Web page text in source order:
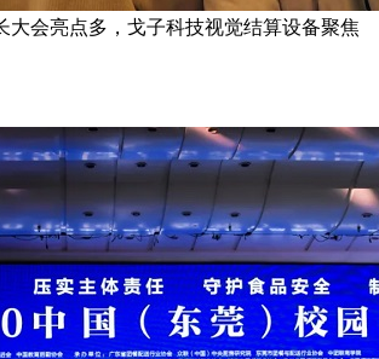
大会亮点多，戈子科技视觉结算设备聚焦